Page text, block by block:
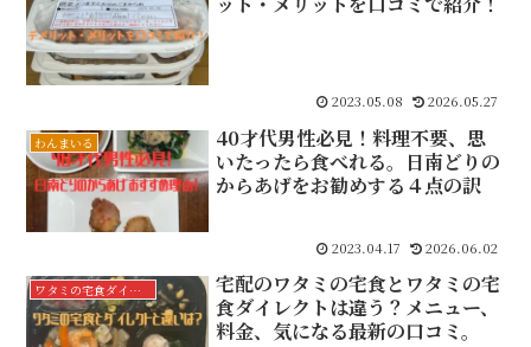
2023.05.08 2026.05.27
わんまいる
40才代男性必見！料理不要、思
いたったら食べれる。日南どりの
からあげをお勧めする４点の訳
2023.04.17 2026.06.02
ワタミの宅食ダイレクト
宅配のワタミの宅食とワタミの宅
食ダイレクトは違う？メニュー、
料金、気になる最新の口コミ。